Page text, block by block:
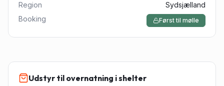
Region
Sydsjælland
Booking
Først til mølle
Udstyr til overnatning i shelter